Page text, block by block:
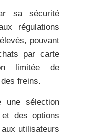
sa sécurité
régulations
pouvant
par carte
limitée de
freins.
une sélection
et des options
utilisateurs